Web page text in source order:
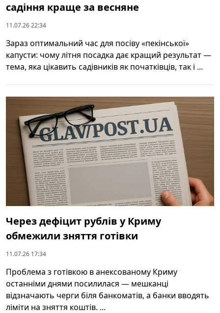
садіння краще за весняне
11.07.26 22:34
Зараз оптимальний час для посіву «пекінської»
капусти: чому літня посадка дає кращий результат —
тема, яка цікавить садівників як початківців, так і ...
Через дефіцит рублів у Криму
обмежили зняття готівки
11.07.26 17:34
Проблема з готівкою в анексованому Криму
останніми днями посилилася — мешканці
відзначають черги біля банкоматів, а банки вводять
ліміти на зняття коштів. ...